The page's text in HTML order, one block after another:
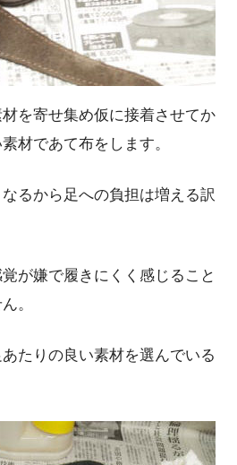
を寄せ集め仮に接着させてか
材であて布をします。
るから足への負担は増える訳
が嫌で履きにくく感じること
。
たりの良い素材を選んでいる